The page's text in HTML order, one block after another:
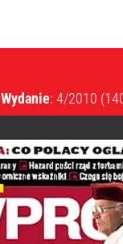
Wydanie: 4/2010